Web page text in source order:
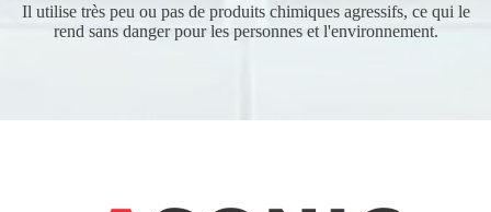
Il utilise très peu ou pas de produits chimiques agressifs, ce qui le
rend sans danger pour les personnes et l'environnement.